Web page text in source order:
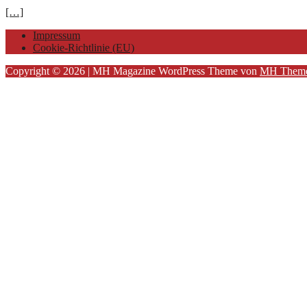
[…]
Impressum
Cookie-Richtlinie (EU)
Copyright © 2026 | MH Magazine WordPress Theme von MH